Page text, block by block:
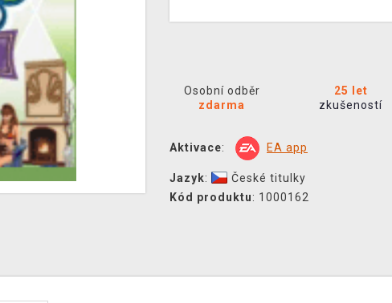
Osobní odběr
zdarma
25 let
zkušeností
Aktivace: EA app
Jazyk:
České titulky
Kód produktu: 1000162